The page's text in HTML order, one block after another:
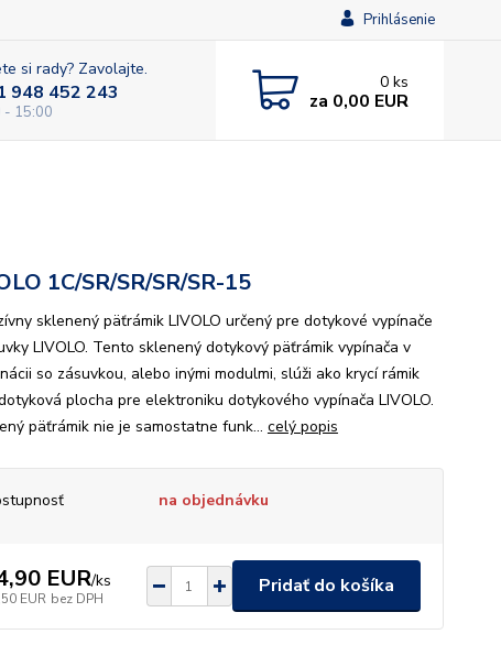
Prihlásenie
si rady? Zavolajte.
948 452 243
- 15:00
0 ks
za 0,00 EUR
1C/SR/SR/SR/SR-15
sklenený päťrámik LIVOLO určený pre dotykové vypínače
LIVOLO. Tento sklenený dotykový päťrámik vypínača v
so zásuvkou, alebo inými modulmi, slúži ako krycí rámik
plocha pre elektroniku dotykového vypínača LIVOLO.
päťrámik nie je samostatne funk... celý popis
na objednávku
EUR/ks
EUR bez DPH
Pridať do košíka